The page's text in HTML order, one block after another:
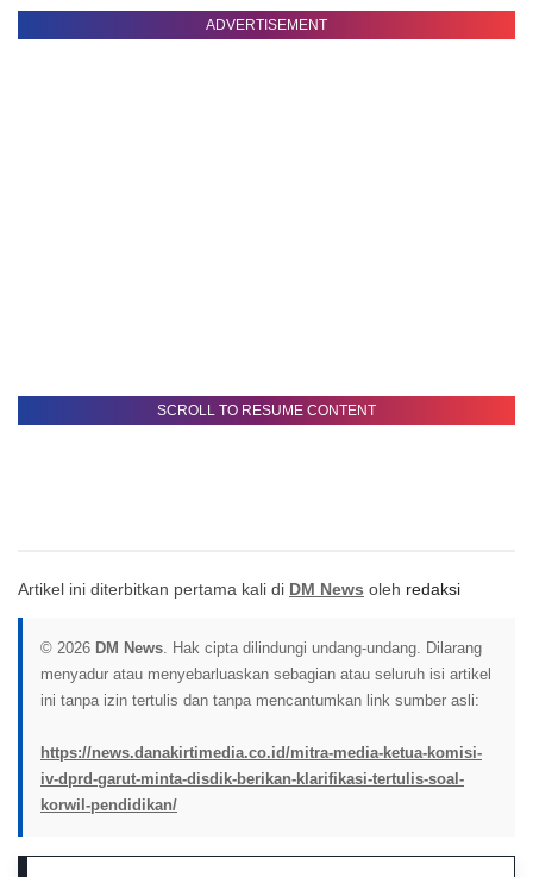
ADVERTISEMENT
SCROLL TO RESUME CONTENT
Artikel ini diterbitkan pertama kali di DM News oleh redaksi
© 2026 DM News. Hak cipta dilindungi undang-undang. Dilarang
menyadur atau menyebarluaskan sebagian atau seluruh isi artikel
ini tanpa izin tertulis dan tanpa mencantumkan link sumber asli:
https://news.danakirtimedia.co.id/mitra-media-ketua-komisi-
iv-dprd-garut-minta-disdik-berikan-klarifikasi-tertulis-soal-
korwil-pendidikan/